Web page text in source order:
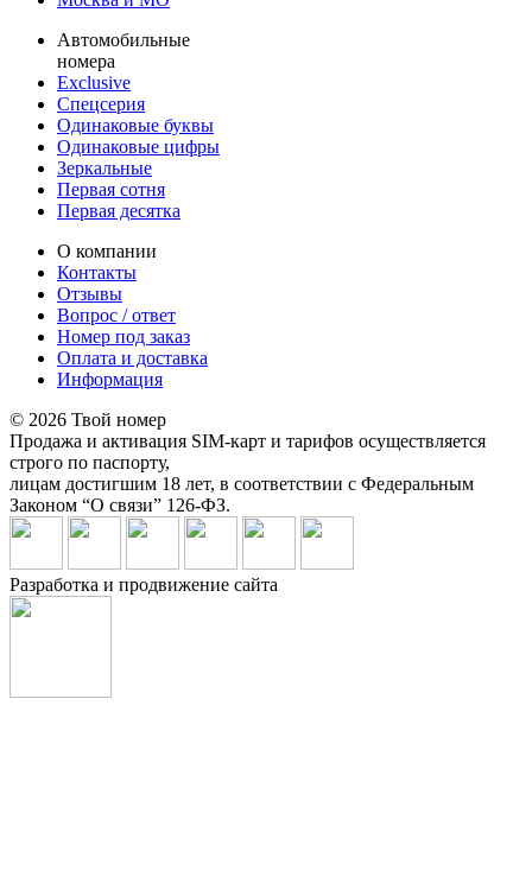
Автомобильные
номера
Exclusive
Спецсерия
Одинаковые буквы
Одинаковые цифры
Зеркальные
Первая сотня
Первая десятка
О компании
Контакты
Отзывы
Вопрос / ответ
Номер под заказ
Оплата и доставка
Информация
© 2026 Твой номер
Продажа и активация SIM-карт и тарифов осуществляется
строго по паспорту,
лицам достигшим 18 лет, в соответствии с Федеральным
Законом “О связи” 126-ФЗ.
Разработка и продвижение сайта